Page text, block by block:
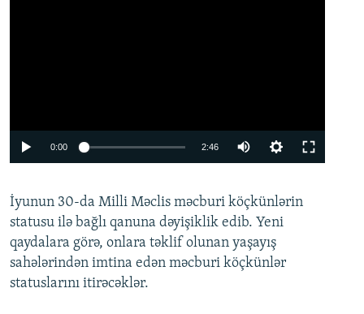
0:00 2:46
360p
480p
720p
İyunun 30-da Milli Məclis məcburi köçkünlərin
statusu ilə bağlı qanuna dəyişiklik edib. Yeni
qaydalara görə, onlara təklif olunan yaşayış
sahələrindən imtina edən məcburi köçkünlər
statuslarını itirəcəklər.